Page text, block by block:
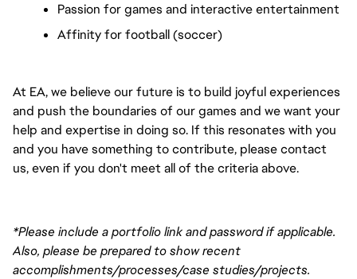
Passion for games and interactive entertainment
Affinity for football (soccer)
At EA, we believe our future is to build joyful experiences
and push the boundaries of our games and we want your
help and expertise in doing so. If this resonates with you
and you have something to contribute, please contact
us, even if you don't meet all of the criteria above.
*Please include a portfolio link and password if applicable.
Also, please be prepared to show recent
accomplishments/processes/case studies/projects.